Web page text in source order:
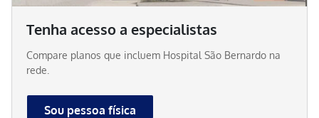
Tenha acesso a especialistas
Compare planos que incluem Hospital São Bernardo na
rede.
Sou pessoa física